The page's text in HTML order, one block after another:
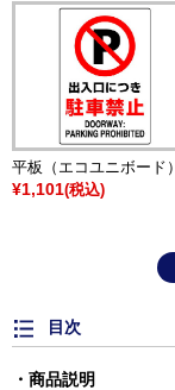
平板（エコユニボード）
¥1,101(税込)
目次
商品説明